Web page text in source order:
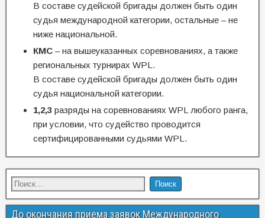
В составе судейской бригады должен быть один
судья международной категории, остальные – не
ниже национальной.
КМС – на вышеуказанных соревнованиях, а также
региональных турнирах WPL.
В составе судейской бригады должен быть один
судья национальной категории.
1,2,3 разряды на соревнованиях WPL любого ранга,
при условии, что судейство проводится
сертифицированными судьями WPL.
До окончания приема заявок Международного